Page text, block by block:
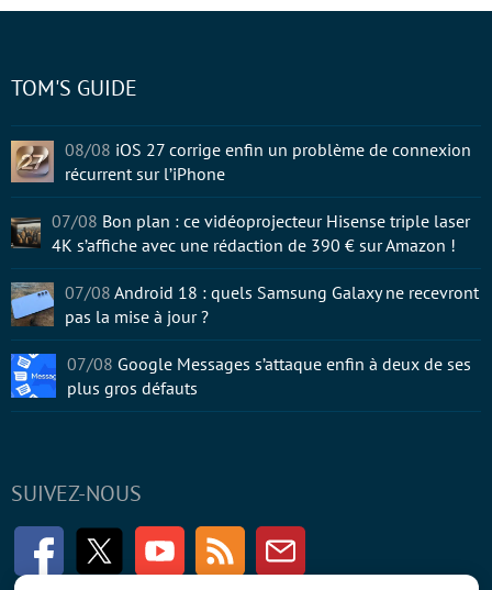
SUIVEZ-NOUS
FacebookTwitter Youtube RSS Newsletter
TOM'S GUIDE
08/08 iOS 27 corrige enfin un problème de connexion
récurrent sur l’iPhone
07/08 Bon plan : ce vidéoprojecteur Hisense triple laser
4K s’affiche avec une rédaction de 390 € sur Amazon !
07/08 Android 18 : quels Samsung Galaxy ne recevront
pas la mise à jour ?
07/08 Google Messages s’attaque enfin à deux de ses
plus gros défauts